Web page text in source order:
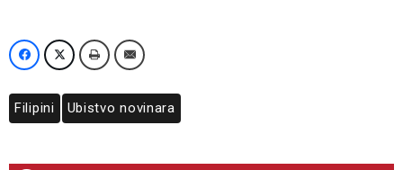
Filipini Ubistvo novinara